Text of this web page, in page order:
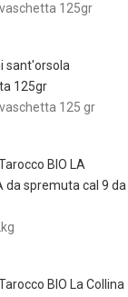
125gr
sant'orsola
125gr
125 gr
BIO LA
da spremuta cal 9 da
BIO La Collina